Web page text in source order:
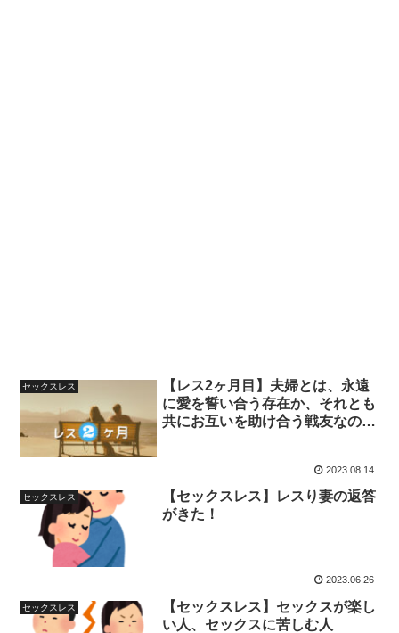
セックスレス
【レス2ヶ月目】夫婦とは、永遠
に愛を誓い合う存在か、それとも
共にお互いを助け合う戦友なの
2023.08.14
セックスレス
【セックスレス】レスり妻の返答
がきた！
2023.06.26
セックスレス
【セックスレス】セックスが楽し
い人、セックスに苦しむ人